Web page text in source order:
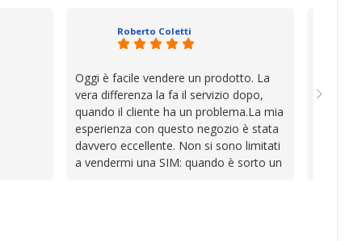
Roberto Coletti
Oggi è facile vendere un prodotto. La
vera differenza la fa il servizio dopo,
quando il cliente ha un problema.La mia
esperienza con questo negozio è stata
davvero eccellente. Non si sono limitati
a vendermi una SIM: quando è sorto un
sono